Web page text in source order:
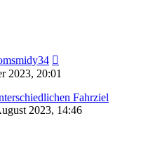
2023, 20:01
Fahrziel
2023, 14:46